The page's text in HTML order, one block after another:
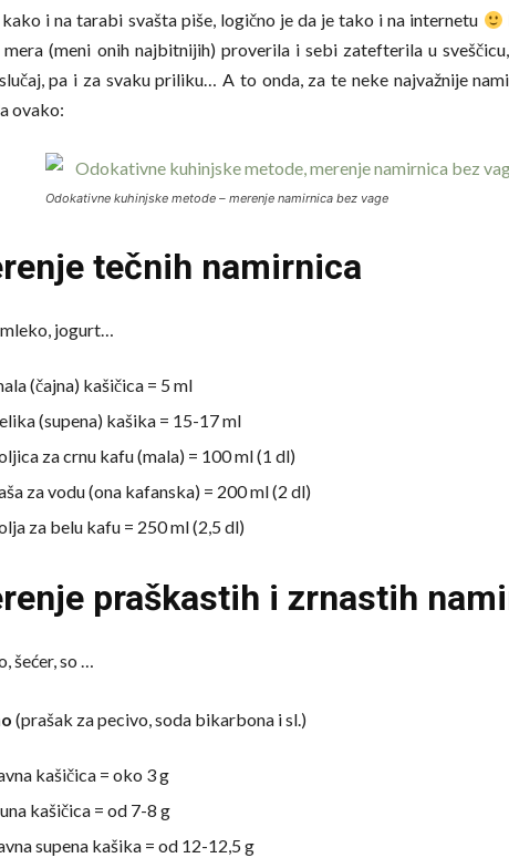
kako i na tarabi svašta piše, logično je da je tako i na internetu
(meni onih najbitnijih) proverila i sebi zatefterila u
pa i za svaku priliku… A to onda, za te neke najvažnije
ovako:
Odokativne kuhinjske metode – merenje namirnica bez vage
tečnih namirnica
jogurt…
(čajna) kašičica = 5 ml
(supena) kašika = 15-17 ml
za crnu kafu (mala) = 100 ml (1 dl)
za vodu (ona kafanska) = 200 ml (2 dl)
za belu kafu = 250 ml (2,5 dl)
praškastih i zrnastih
šećer, so …
(prašak za pecivo, soda bikarbona i sl.)
kašičica = oko 3 g
kašičica = od 7-8 g
supena kašika = od 12-12,5 g